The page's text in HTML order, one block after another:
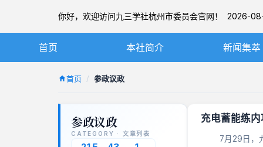
你好，欢迎访问九三学社杭州市委员会官网！ 2026-
首页 本社简介
九三学社简介
本届市委
新闻集萃
图片新闻
首页 参政议政
参政议政
CATEGORY · 文章列表
充电蓄能练
7月29日，九